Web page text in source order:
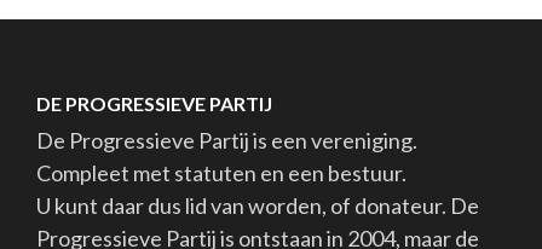
DE PROGRESSIEVE PARTIJ
De Progressieve Partij is een vereniging.
Compleet met statuten en een bestuur.
U kunt daar dus lid van worden, of donateur. De
Progressieve Partij is ontstaan in 2004, maar de